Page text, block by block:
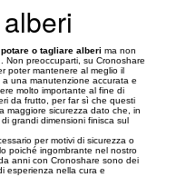
potare o tagliare alberi ma non
Non preoccuparti, su Cronoshare
poter mantenere al meglio il
una manutenzione accurata e
molto importante al fine di
da frutto, per far sì che questi
maggiore sicurezza dato che, in
grandi dimensioni finisca sul
per motivi di sicurezza o
poiché ingombrante nel nostro
anni con Cronoshare sono dei
esperienza nella cura e